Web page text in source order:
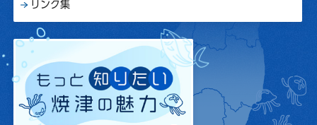
リンク集